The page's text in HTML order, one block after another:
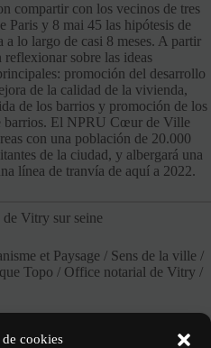
cookies
compartir con los vecinos de tres
Paris y 8 mai 45 las hipótesis de
a lo largo de casi 8 meses. A partir
sobre las ideas
promoción del desarrollo
de la calidad de la vivienda,
de los barrios y promoción de los
barrios. El NPRU Cœur de Ville
con una población de 20.000
de la ciudad, y albergará una
línea de tranvía de aquí a 2022.
de Vitry sur seine
et Paysage / Sens de la ville /
Topo / Office notarial de Vitry /